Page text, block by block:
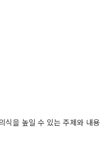
식을 높일 수 있는 주제와 내용